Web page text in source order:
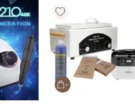
Add wishlist